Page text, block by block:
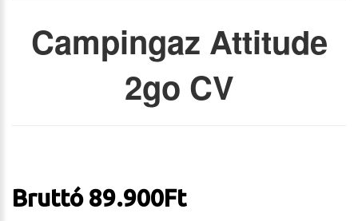
Campingaz Attitude
2go CV
Bruttó 89.900Ft